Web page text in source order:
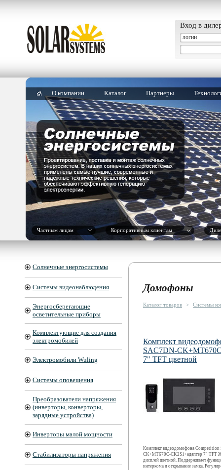
Вход в
О компании Каталог Партнеры
Частным лицам Корпоративным клиентам
Солнечные энергосистемы
Системы видеонаблюдения
Энергосберегающие
осветительные приборы
Комплектующие для создания
электромобилей
Электромобили Wuling
Системы оповещения
Преобразователи напряжения
(инверторы, конверторы,
зарядные устройства)
Инверторы малой мощности
Стабилизаторы напряжения
Домофоны
Каталог товаров > Системы
Комплект
SAC7DN-
7" TFT цветной
Комплект видеодомофона Competition
CK+MT670C-CK2S1+адаптер 7" TFT
дисплей цветной. Поддерживает
интеркома и открывание замка.